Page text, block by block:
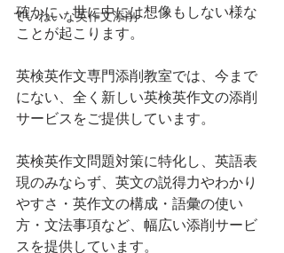
ていねいな英作文添削
確かに、世に中には想像もしない様な
ことが起こります。
英検英作文専門添削教室では、今まで
にない、全く新しい英検英作文の添削
サービスをご提供しています。
英検英作文問題対策に特化し、英語表
現のみならず、英文の説得力やわかり
やすさ・英作文の構成・語彙の使い
方・文法事項など、幅広い添削サービ
スを提供しています。